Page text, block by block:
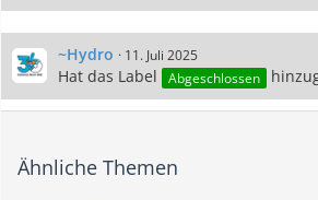
~Hydro 11. Juli 2025
Hat das Label Abgeschlossen
Ähnliche Themen